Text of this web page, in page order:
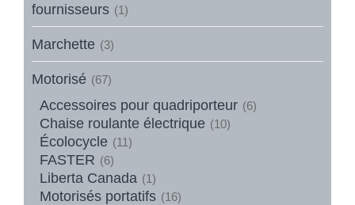
fournisseurs (1)
Marchette (3)
Motorisé (67)
Accessoires pour quadriporteur (6)
Chaise roulante électrique (10)
Écolocycle (11)
FASTER (6)
Liberta Canada (1)
Motorisés portatifs (16)